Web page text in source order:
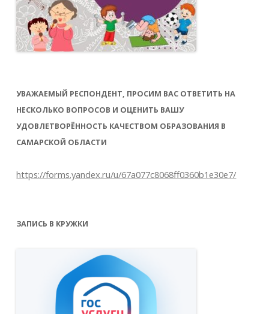
УВАЖАЕМЫЙ РЕСПОНДЕНТ, ПРОСИМ ВАС ОТВЕТИТЬ НА
НЕСКОЛЬКО ВОПРОСОВ И ОЦЕНИТЬ ВАШУ
УДОВЛЕТВОРЁННОСТЬ КАЧЕСТВОМ ОБРАЗОВАНИЯ В
САМАРСКОЙ ОБЛАСТИ
https://forms.yandex.ru/u/67a077c8068ff0360b1e30e7/
ЗАПИСЬ В КРУЖКИ